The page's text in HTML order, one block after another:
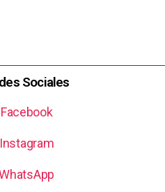
Sociales
Facebook